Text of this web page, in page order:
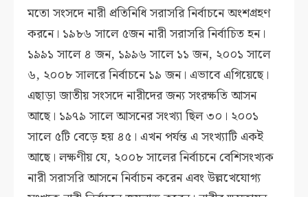
মতো সংসদে নারী প্রতিনিধি সরাসরি নির্বাচনে অংশগ্রহণ
করনে। ১৯৮৬ সালে ৫জন নারী সরাসরি নির্বাচিত হন।
১৯৯১ সালে ৪ জন, ১৯৯৬ সালে ১১ জন, ২০০১ সালে
৬, ২০০৮ সালরে নির্বাচনে ১৯ জন। এভাবে এগিয়েছে।
এছাড়া জাতীয় সংসদে নারীদের জন্য সংরক্ষতি আসন
আছে। ১৯৭৯ সালে আসনের সংখ্যা ছিল ৩০। ২০০১
সালে ৫টি বেড়ে হয় ৪৫। এখন পর্যন্ত এ সংখ্যাটি একই
আছে। লক্ষণীয় যে, ২০০৮ সালের নির্বাচনে বেশিসংখ্যক
নারী সরাসরি আসনে নির্বাচন করেন এবং উল্লখেযোগ্য